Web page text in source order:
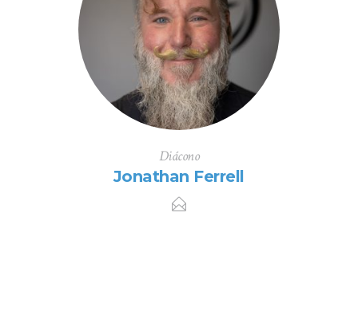
Diácono
Jonathan Ferrell